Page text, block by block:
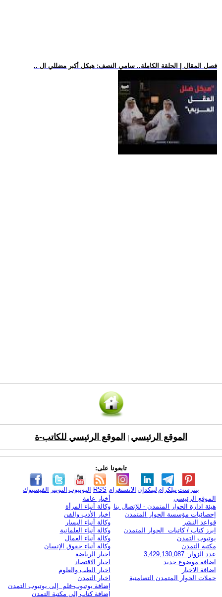
.. فصل المقال | الحلقة الكاملة.. سامي النصف: هيكل أكبر مضللي ال
الموقع الرئيسي الموقع الرئيسي للكاتب-ة
تابعونا على:
الفيسبوك التويتر اليوتيوب RSS الانستغرام لينكدإن تيلكرامبنترست
الموقع الرئيسي
هيئة ادارة الحوار المتمدن - للإتصال بنا
إحصائيات مؤسسة الحوار المتمدن
قواعد النشر
ابرز كتاب / كاتبات الحوار المتمدن
يوتيوب التمدن
مكتبة التمدن
عدد الزوار: 3,429,130,087
اضافة موضوع جديد
اضافة الاخبار
حملات الحوار المتمدن التضامنية
أخبار عامة
وكالة أنباء المرأة
اخبار الأدب والفن
وكالة أنباء اليسار
وكالة أنباء العلمانية
وكالة أنباء العمال
وكالة أنباء حقوق الإنسان
اخبار الرياضة
اخبار الاقتصاد
اخبار الطب والعلوم
اخبار التمدن
إضافة يوتيوب-فلم إلى يوتيوب التمدن
إضافة كتاب إلى مكتبة التمدن